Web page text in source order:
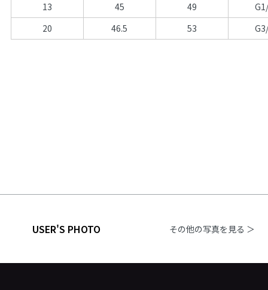
13
45 49
20
46.5 53
USER'S PHOTO その他の写真を見る ＞